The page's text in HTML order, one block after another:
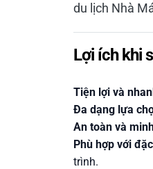
du lịch Nhà
Lợi ích khi
Tiện lợi và
Đa dạng lựa
An toàn và
Phù hợp với
trình.